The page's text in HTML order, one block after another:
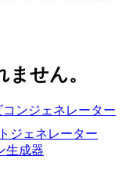
せん。
コンジェネレーター
ジェネレーター
生成器